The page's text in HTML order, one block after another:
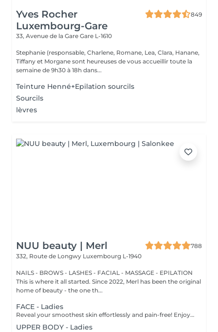
Yves Rocher
Luxembourg-Gare
849
33, Avenue de la Gare Gare L-1610
Stephanie (responsable, Charlene, Romane, Lea, Clara, Hanane,
Tiffany et Morgane sont heureuses de vous accueillir toute la
semaine de 9h30 à 18h dans...
Teinture Henné+Epilation sourcils
Sourcils
lèvres
NUU beauty | Merl
788
332, Route de Longwy Luxembourg L-1940
NAILS - BROWS - LASHES - FACIAL - MASSAGE - EPILATION
This is where it all started. Since 2022, Merl has been the original
home of beauty - the one th...
FACE - Ladies
Reveal your smoothest skin effortlessly and pain-free! Enjoy visible results with the advanced LaserSkin technology from Eden Skin. It is a next-generation permanent hair removal system designed for fast, effective, and comfortable treatments. Equipped with 4 powerful wavelengths Alexandrite, Diode, Infrared, and Nd Yag it targets different depths of the hair follicle simultaneously. This multi-wavelength technology ensures optimal precision and performance on all hair types and skin tones (except grey hair). Suitable for both women and men, it delivers long-lasting smoothness with minimal discomfort. It offers: 4 combined wavelengths (Alexandrite, Diode, IR, Nd) for comprehensive coverage and effectiveness across all hair and skin types, except grey hair. Quick treatments: sessions take as little as 10 to 30 minutes, even for large areas such as the legs, torso, or back. Virtually painless experience, thanks to advanced cooling technology and a gentle gliding method. Safe and proven performance, trusted for precision, comfort, and lasting results. What to expect: visible improvement can be noticed after your first session, with optimal results achieved after 68 treatments. Age recommendations: suitable for individuals aged 16-18 and above. Before treatment care: - Avoid sun exposure or tanning on the treatment area for at least 2 weeks prior. - Do not wax, pluck, thread, or use depilatory creams for 4 weeks before treatmentshaving only. - Shave the area 48 hours before your appointment (not immediately before) to have 1-2mm of hair on the day of the session. - Avoid chemical peels, retinoids, glycolic acid, or exfoliants for at least 1 week prior. - Limit alcohol and caffeine intake on the day of your session. After treatment care: - For the first 48 hours, avoid hot showers, saunas, steam rooms, or intense workouts. Apply aloe vera gel or a cool compress if redness or warmth occurs. - Mild sensitivity is normalallow it to resolve naturally. - Always apply SPF 30+ sunscreen on treated areas. - Avoid direct sun exposure, tanning beds or self-tanners until the skin has fully recovered, approx 2 weeks. - Between sessions, do not wax, pluck, or threadonly shave if necessary. - Expect some hairs to shed naturally over 1-3 weeks post-treatment. - Gentle exfoliation after 5-7 days can help release shedding hairs. Treatment frequency: sessions are recommended every 4-8 weeks, depending on the treated area and hair growth cycle, with 6-8 treatments typically needed for best results.
UPPER BODY - Ladies